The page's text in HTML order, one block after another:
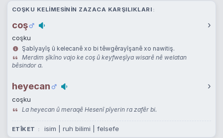
COŞKU KELIMESININ ZAZACA KARŞILIKLARI
coş ›
coşku
Şabîyayîş û kelecanê xo bi têwgêrayîşanê xo nawitiş.
Merdim şîkîno vajo ke coş û keyfweşîya wisarê nê welatan
bêsindor a.
heyecan ›
coşku
La heyecan û meraqê Hesenî pîyerin ra zafêr bi.
ETÎKET isim | ruh bilimi | felsefe